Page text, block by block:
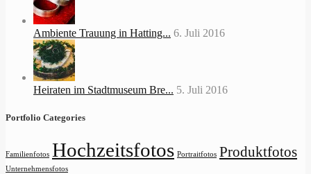
Ambiente Trauung in Hatting... 6. Juli 2016
Heiraten im Stadtmuseum Bre... 5. Juli 2016
Portfolio Categories
Familienfotos Hochzeitsfotos Portraitfotos Produktfotos
Unternehmensfotos